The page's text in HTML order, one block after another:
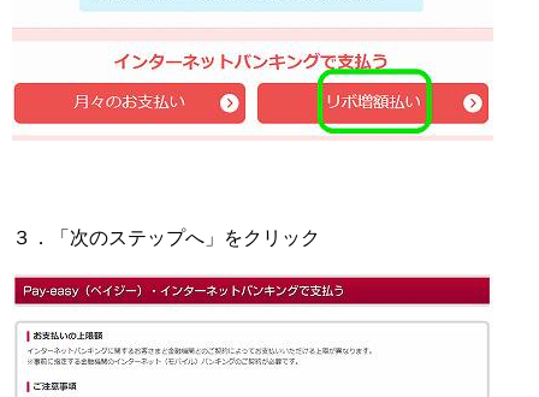
３．「次のステップへ」をクリック